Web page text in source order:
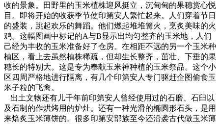
收的景象。田野里的玉米植株迎风挺立，沉甸甸的果穗赏心悦
目。即将开始的收获季节使印第安人繁忙起来。人们穿着节日
的盛装，跳起欢乐的舞蹈。他们燃起堆堆篝火，烹炙美味的火
鸡。这幅图画中标记的A与B显示出均匀整齐的玉米地，人们
己经为丰收的玉米准备好了仓房。在相距不远的另一个玉米种
植区，看上去虽然植株稀疏，但却生长整齐，茁壮、下垂的果
穗长的特别大。这是专为奉献玉米神种植的玉米祭品。这个小
区四周严格地进行隔离，有几个印第安人专门驱赶企图偷食玉
米子粒的飞禽。
出土文物还有儿千年前印第安人曾经使用过的石磨、石臼以
及石制的作烘烤用的炉灶。还有一种光滑的椭圆形石头，是用
来焙炙玉米薄饼的。很多印第安部族至今还沿袭古代做玉米薄